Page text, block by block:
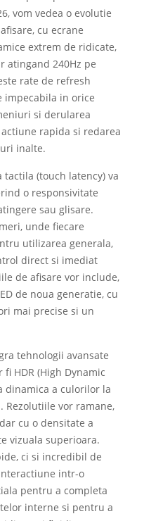
vom vedea o evolutie
cu ecrane
extrem de ridicate,
atingand 240Hz pe
rate de refresh
impecabila in orice
si derularea
rapida si redarea
inalte.
(touch latency) va
o responsivitate
sau glisare.
unde fiecare
utilizarea generala,
direct si imediat
de afisare vor include,
de noua generatie, cu
mai precise si un
tehnologii avansate
HDR (High Dynamic
dinamica a culorilor la
vor ramane,
cu o densitate a
vizuala superioara.
ci si incredibil de
intr-o
pentru a completa
interne si pentru a